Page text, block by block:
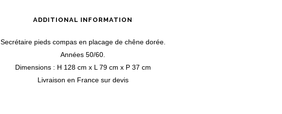
ADDITIONAL INFORMATION
Secrétaire pieds compas en placage de chêne dorée.
Années 50/60.
Dimensions : H 128 cm x L 79 cm x P 37 cm
Livraison en France sur devis